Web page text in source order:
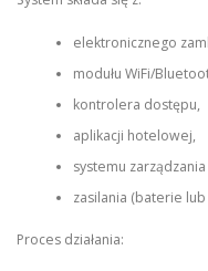
elektronicznego
modułu WiFi/
kontrolera dostępu,
aplikacji hotelowej,
systemu
zasilania (baterie
Proces działania: